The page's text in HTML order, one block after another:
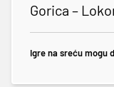
Gorica –
Igre na sreću mogu